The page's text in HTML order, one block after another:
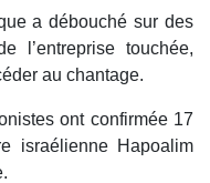
a débouché sur des
l’entreprise touchée,
au chantage.
ont confirmée 17
israélienne Hapoalim